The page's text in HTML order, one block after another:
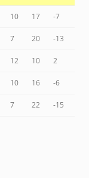
10 17 -7
7 20 -13
12 10 2
10 16 -6
7 22 -15